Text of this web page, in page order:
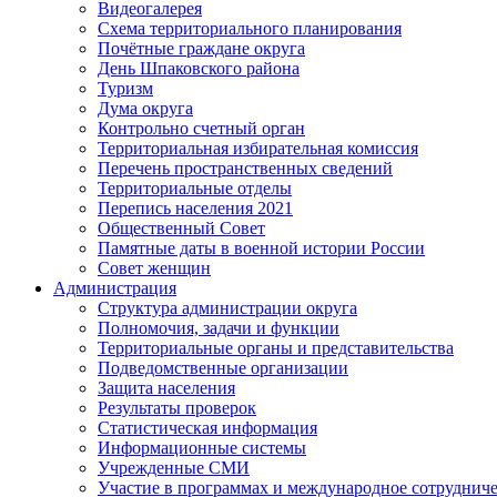
Видеогалерея
Схема территориального планирования
Почётные граждане округа
День Шпаковского района
Туризм
Дума округа
Контрольно счетный орган
Территориальная избирательная комиссия
Перечень пространственных сведений
Территориальные отделы
Перепись населения 2021
Общественный Совет
Памятные даты в военной истории России
Совет женщин
Администрация
Структура администрации округа
Полномочия, задачи и функции
Территориальные органы и представительства
Подведомственные организации
Защита населения
Результаты проверок
Статистическая информация
Информационные системы
Учрежденные СМИ
Участие в программах и международное